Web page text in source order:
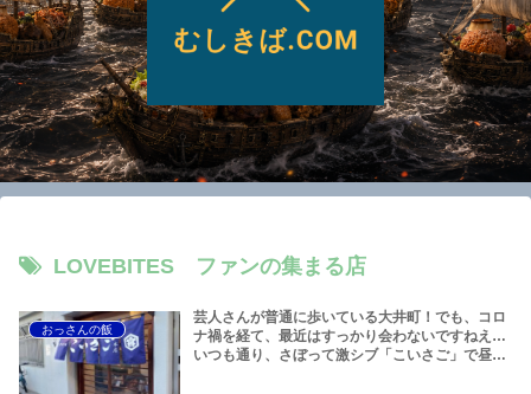
LOVEBITES ファンの集まる店
おっさんの飯
芸人さんが普通に歩いている大井町！でも、コロ
ナ禍を経て、最近はすっかり会わないですねえ…
いつも通り、さぼって激シブ「こいさご」で昼か